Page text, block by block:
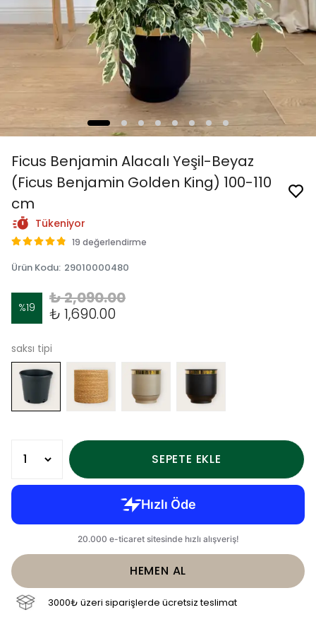
Ficus Benjamin Alacalı Yeşil-Beyaz
(Ficus Benjamin Golden King) 100-110
cm
Tükeniyor
19 değerlendirme
Ürün Kodu: 29010000480
%19
₺ 2,090.00
₺ 1,690.00
saksı tipi
SEPETE EKLE
HEMEN AL
3000₺ üzeri siparişlerde ücretsiz teslimat